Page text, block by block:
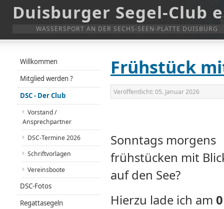
Duisburger Segel-Club
WASSERSPORT AN DER SECHS-SEEN-PLATTE DUISBURG
Frühstück
Veröffentlicht: 05. Januar 2026
Sonntags morgens
frühstücken mit
auf den See?
Hierzu lade ich am
Willkommen
Mitglied werden ?
DSC - Der Club
Vorstand /
Ansprechpartner
DSC-Termine 2026
Schriftvorlagen
Vereinsboote
DSC-Fotos
Regattasegeln